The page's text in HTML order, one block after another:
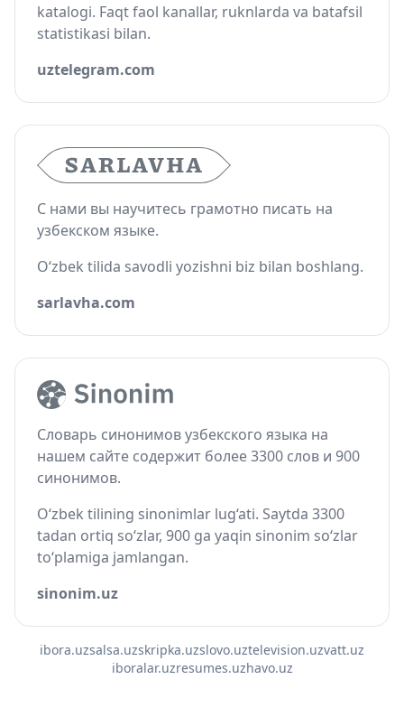
katalogi. Faqt faol kanallar, ruknlarda va batafsil
statistikasi bilan.
uztelegram.com
С нами вы научитесь грамотно писать на
узбекском языке.
O‘zbek tilida savodli yozishni biz bilan boshlang.
sarlavha.com
Словарь синонимов узбекского языка на
нашем сайте содержит более 3300 слов и 900
синонимов.
O‘zbek tilining sinonimlar lug‘ati. Saytda 3300
tadan ortiq so‘zlar, 900 ga yaqin sinonim so‘zlar
to‘plamiga jamlangan.
sinonim.uz
ibora.uzsalsa.uzskripka.uzslovo.uztelevision.uzvatt.uz
iboralar.uzresumes.uzhavo.uz